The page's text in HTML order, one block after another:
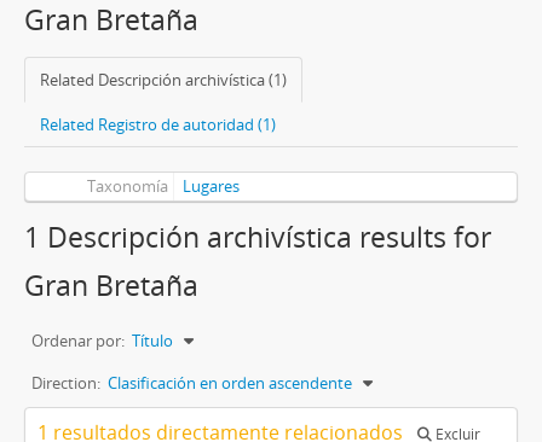
Gran Bretaña
Related Descripción archivística (1)
Related Registro de autoridad (1)
Taxonomía Lugares
1 Descripción archivística results for
Gran Bretaña
Ordenar por: Título
Direction: Clasificación en orden ascendente
1 resultados directamente relacionados
Excluir